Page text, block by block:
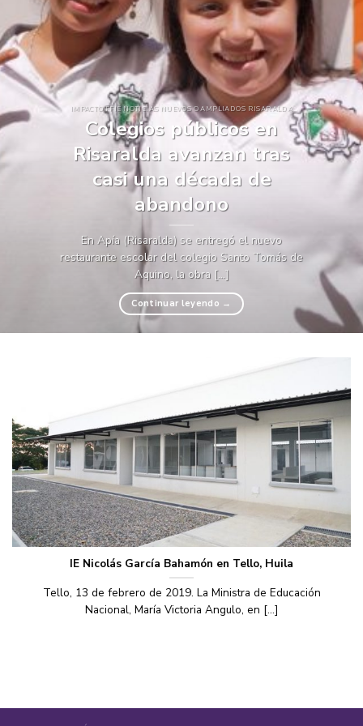
IMPACTO FFIE NOTICIAS NUEVOS O AMPLIADOS RISARALDA
Colegios públicos en
Risaralda avanzan tras
casi una década de
abandono
En Apía (Risaralda) se entregó el nuevo
restaurante escolar del colegio Santo Tomás de
Aquino, la obra [...]
Continuar leyendo →
IE Nicolás García Bahamón en Tello, Huila
Tello, 13 de febrero de 2019. La Ministra de Educación
Nacional, María Victoria Angulo, en [...]